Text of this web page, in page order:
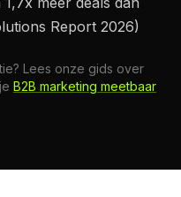
Report 2026)
Lees onze gids over
B2B marketing meetbaar